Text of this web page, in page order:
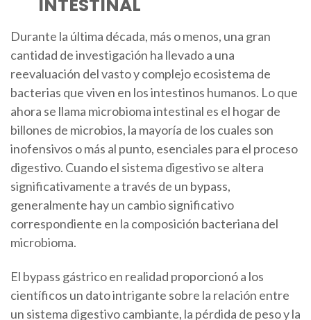
INTESTINAL
Durante la última década, más o menos, una gran
cantidad de investigación ha llevado a una
reevaluación del vasto y complejo ecosistema de
bacterias que viven en los intestinos humanos. Lo que
ahora se llama microbioma intestinal es el hogar de
billones de microbios, la mayoría de los cuales son
inofensivos o más al punto, esenciales para el proceso
digestivo. Cuando el sistema digestivo se altera
significativamente a través de un bypass,
generalmente hay un cambio significativo
correspondiente en la composición bacteriana del
microbioma.
El bypass gástrico en realidad proporcionó a los
científicos un dato intrigante sobre la relación entre
un sistema digestivo cambiante, la pérdida de peso y la